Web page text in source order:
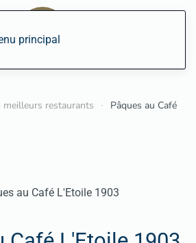
principal
meilleurs restaurants
Pâques au Café